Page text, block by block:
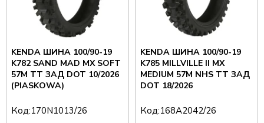
KENDA ШИНА 100/90-19
K782 SAND MAD MX SOFT
57M TT ЗАД DOT 10/2026
(PIASKOWA)
Код:170N1013/26
KENDA ШИНА 100/90-19
K785 MILLVILLE II MX
MEDIUM 57M NHS TT ЗАД
DOT 18/2026
Код:168A2042/26